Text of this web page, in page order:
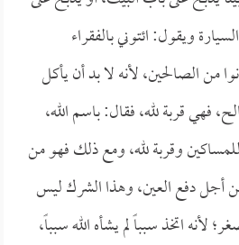
ويقول: ائتوني بالفقراء
من الصالحين، لأنه لا بد أن يأكل
فهي قربة لله، فقال: باسم الله،
وقربة لله، ومع ذلك فهو من
أجل دفع العين، وهذا الشرك ليس
اتخذ سبباً لم يشأه الله سبباً،